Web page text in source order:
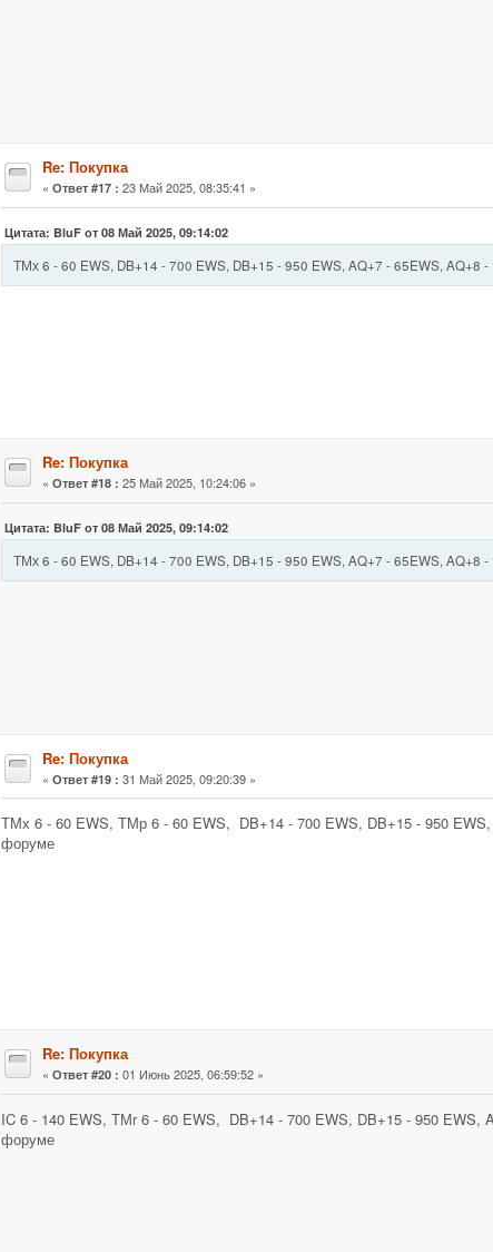
Re: Покупка
« Ответ #17 : 23 Май 2025, 08:35:41 »
Цитата: BluF от 08 Май 2025, 09:14:02
ТМх 6 - 60 EWS, DB+14 - 700 EWS, DB+15 - 950 EWS, AQ+7 - 65EWS,
Re: Покупка
« Ответ #18 : 25 Май 2025, 10:24:06 »
Цитата: BluF от 08 Май 2025, 09:14:02
ТМх 6 - 60 EWS, DB+14 - 700 EWS, DB+15 - 950 EWS, AQ+7 - 65EWS,
Re: Покупка
« Ответ #19 : 31 Май 2025, 09:20:39 »
ТМх 6 - 60 EWS, ТМр 6 - 60 EWS, DB+14 - 700 EWS, DB+15 - 950
форуме
Re: Покупка
« Ответ #20 : 01 Июнь 2025, 06:59:52 »
IC 6 - 140 EWS, ТМr 6 - 60 EWS, DB+14 - 700 EWS, DB+15 - 950 EWS,
форуме